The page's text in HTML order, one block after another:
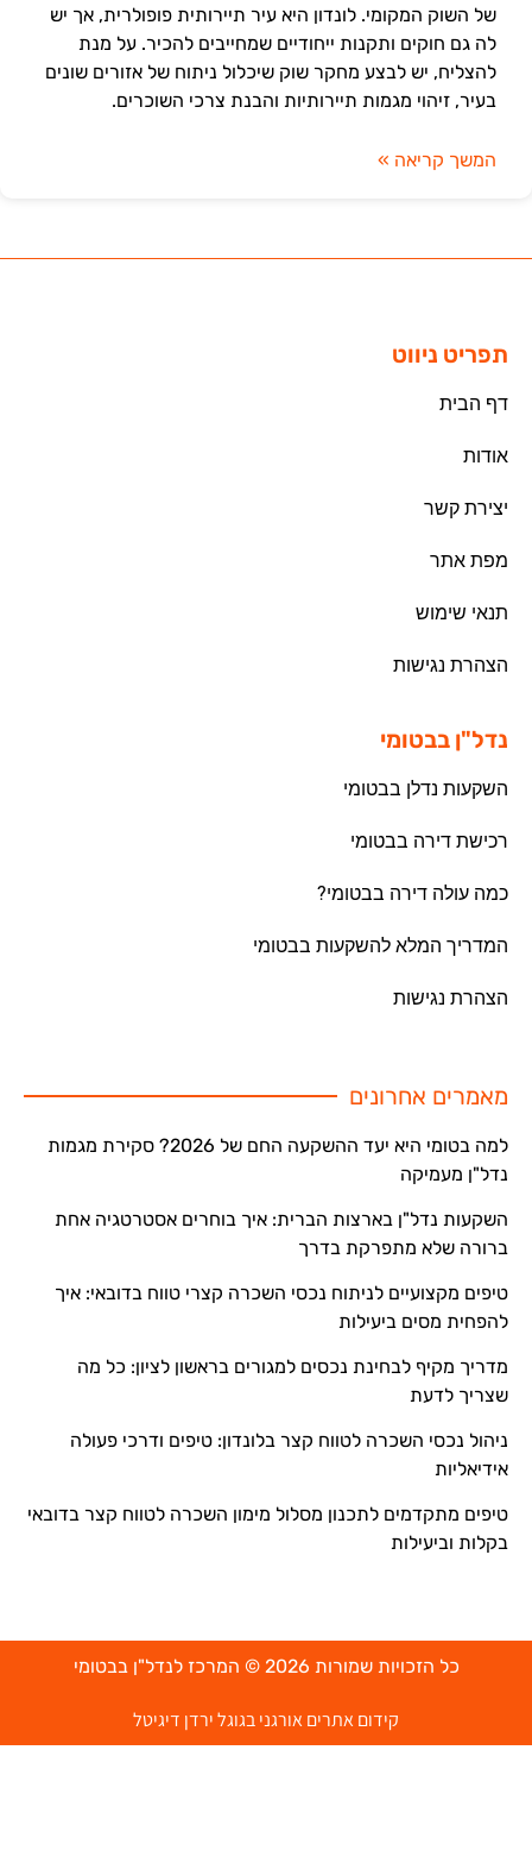
של השוק המקומי. לונדון היא עיר תיירותית פופולרית, אך יש
לה גם חוקים ותקנות ייחודיים שמחייבים להכיר. על מנת
להצליח, יש לבצע מחקר שוק שיכלול ניתוח של אזורים שונים
בעיר, זיהוי מגמות תיירותיות והבנת צרכי השוכרים.
המשך קריאה »
תפריט ניווט
דף הבית
אודות
יצירת קשר
מפת אתר
תנאי שימוש
הצהרת נגישות
נדל"ן בבטומי
השקעות נדלן בבטומי
רכישת דירה בבטומי
כמה עולה דירה בבטומי?
המדריך המלא להשקעות בבטומי
הצהרת נגישות
מאמרים אחרונים
למה בטומי היא יעד ההשקעה החם של 2026? סקירת מגמות
נדל"ן מעמיקה
השקעות נדל"ן בארצות הברית: איך בוחרים אסטרטגיה אחת
ברורה שלא מתפרקת בדרך
טיפים מקצועיים לניתוח נכסי השכרה קצרי טווח בדובאי: איך
להפחית מסים ביעילות
מדריך מקיף לבחינת נכסים למגורים בראשון לציון: כל מה
שצריך לדעת
ניהול נכסי השכרה לטווח קצר בלונדון: טיפים ודרכי פעולה
אידיאליות
טיפים מתקדמים לתכנון מסלול מימון השכרה לטווח קצר בדובאי
בקלות וביעילות
כל הזכויות שמורות 2026 © המרכז לנדל"ן בבטומי
קידום אתרים אורגני בגוגל ירדן דיגיטל